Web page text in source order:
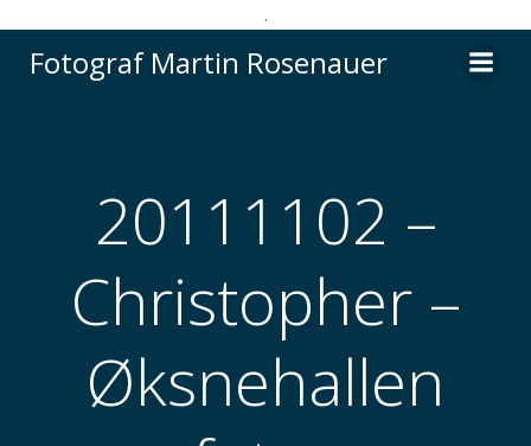
.
til
Fotograf Martin Rosenauer
20111102 –
Christopher –
Øksnehallen